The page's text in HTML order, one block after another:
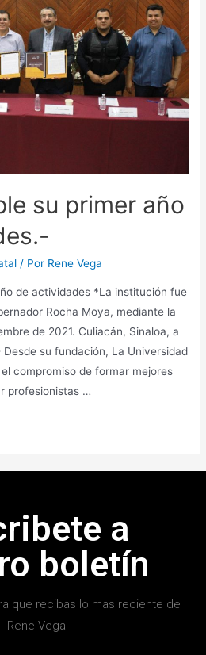
su primer año
/ Por Rene Vega
de actividades *La institución fue
Rocha Moya, mediante la
de 2021. Culiacán, Sinaloa, a
su fundación, La Universidad
compromiso de formar mejores
profesionistas …
a
boletín
que recibas lo mas reciente de
Rene Vega